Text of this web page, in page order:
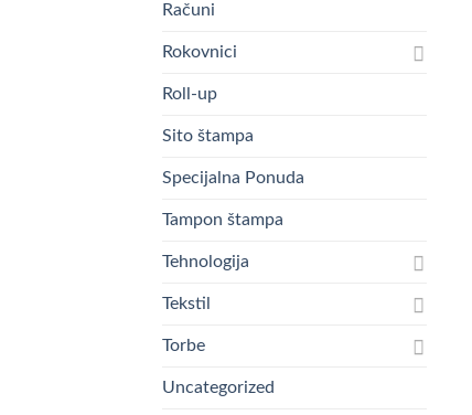
Računi
Rokovnici
Roll-up
Sito štampa
Specijalna Ponuda
Tampon štampa
Tehnologija
Tekstil
Torbe
Uncategorized